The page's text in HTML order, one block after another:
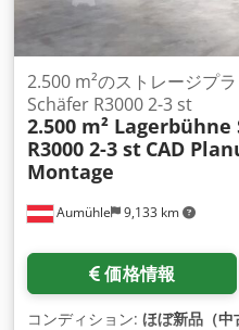
Aumühle 9,133 km
2.500 m²のストレージプ
Schäfer R3000 2-3 st
2.500 m² Lagerbühne
R3000 2-3 st CAD
Montage
価格情報
コンディション: ほぼ新品（中